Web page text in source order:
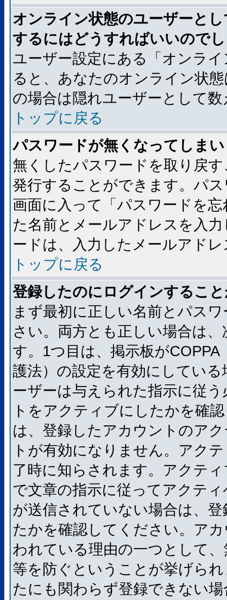
オンライン状態のユーザーと
するにはどうすればいいので
ユーザー設定にある「オンラ
ると、あなたのオンライン状
の場合は隠れユーザーとして
トップに戻る
パスワードが無くなってしま
無くしたパスワードを取り戻
発行することができます。パ
画面に入って「パスワードを
た名前とメールアドレスを入
ードは、入力したメールアド
トップに戻る
登録したのにログインするこ
まず最初に正しい名前とパス
さい。両方とも正しい場合は
す。1つ目は、掲示板が
護法）の設定を有効にしてい
ーザーは与えられた指示に従
トをアクティブにしたかを確
は、登録したアカウントのア
トが有効になりません。アク
了時に知らされます。アクテ
で文章の指示に従ってアクテ
が送信されていない場合は、
たかを確認してください。ア
われている理由の一つとして
等を防ぐということが挙げら
たにも関わらず登録できない